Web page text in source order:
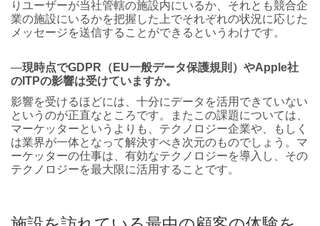
りユーザーが当社管轄の施設内にいるか、それとも競合企
業の施設にいるかを把握した上でそれぞれの状況に応じた
メッセージを送信することができるというわけです。
―現時点でGDPR（EU一般データ保護規則）やApple社
のITPの影響は受けていますか。
影響を受けるほどには、十分にデータを活用できていない
というのが正直なところです。またこの課題については、
マーケッターというよりも、テクノロジー企業や、もしく
は業界が一体となって解決すべき次元のものでしょう。マ
ーケッターの仕事は、有効なテクノロジーを導入し、その
テクノロジーを最大限に活用することです。